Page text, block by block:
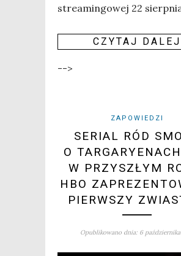
stre­amin­go­wej 22
CZY­TAJ DALEJ
-->
ZAPOWIEDZI
SERIAL RÓD
O
W PRZYSZŁYM
HBO
PIERWSZY
Opublikowano dnia: 6 października